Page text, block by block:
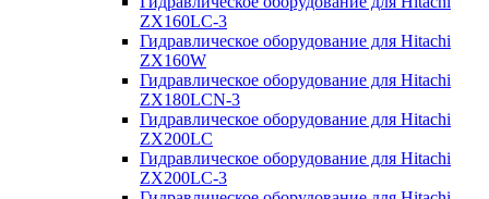
ZX160LC-3
Гидравлическое оборудование для Hitachi
ZX160W
Гидравлическое оборудование для Hitachi
ZX180LCN-3
Гидравлическое оборудование для Hitachi
ZX200LC
Гидравлическое оборудование для Hitachi
ZX200LC-3